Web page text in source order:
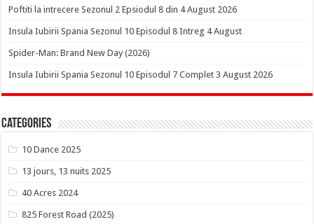
Poftiti la intrecere Sezonul 2 Epsiodul 8 din 4 August 2026
Insula Iubirii Spania Sezonul 10 Episodul 8 Intreg 4 August
Spider-Man: Brand New Day (2026)
Insula Iubirii Spania Sezonul 10 Episodul 7 Complet 3 August 2026
Categories
10 Dance 2025
13 jours, 13 nuits 2025
40 Acres 2024
825 Forest Road (2025)